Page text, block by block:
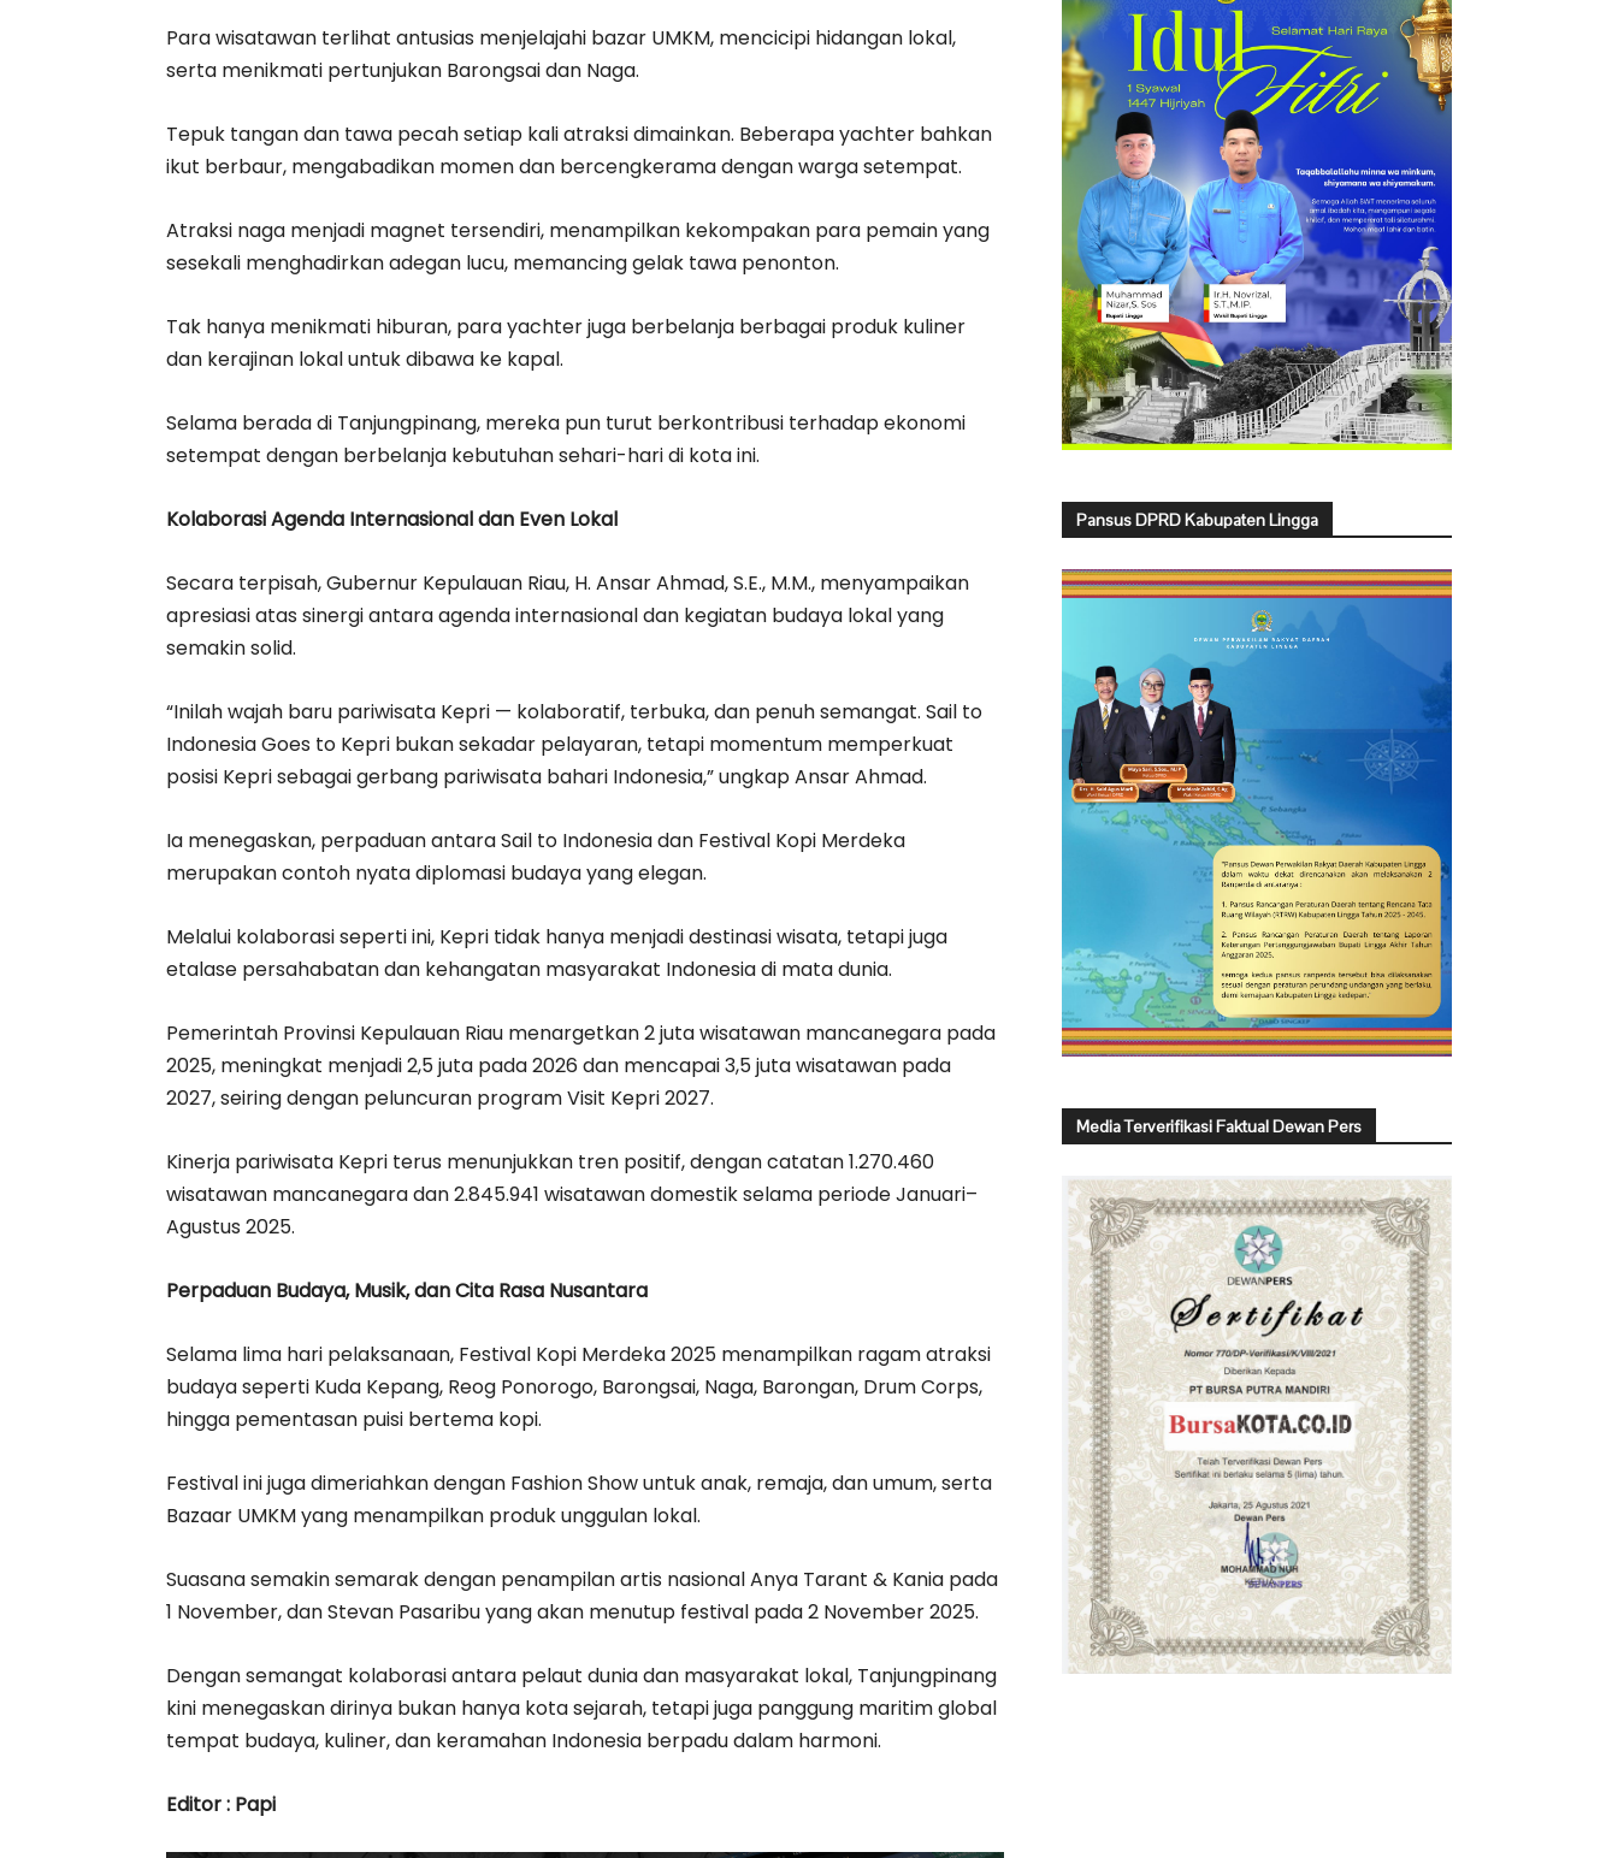
Para wisatawan terlihat antusias menjelajahi bazar UMKM, mencicipi hidangan lokal,
serta menikmati pertunjukan Barongsai dan Naga.
Tepuk tangan dan tawa pecah setiap kali atraksi dimainkan. Beberapa yachter bahkan
ikut berbaur, mengabadikan momen dan bercengkerama dengan warga setempat.
Atraksi naga menjadi magnet tersendiri, menampilkan kekompakan para pemain yang
sesekali menghadirkan adegan lucu, memancing gelak tawa penonton.
Tak hanya menikmati hiburan, para yachter juga berbelanja berbagai produk kuliner
dan kerajinan lokal untuk dibawa ke kapal.
Selama berada di Tanjungpinang, mereka pun turut berkontribusi terhadap ekonomi
setempat dengan berbelanja kebutuhan sehari-hari di kota ini.
Kolaborasi Agenda Internasional dan Even Lokal
Secara terpisah, Gubernur Kepulauan Riau, H. Ansar Ahmad, S.E., M.M., menyampaikan
apresiasi atas sinergi antara agenda internasional dan kegiatan budaya lokal yang
semakin solid.
“Inilah wajah baru pariwisata Kepri — kolaboratif, terbuka, dan penuh semangat. Sail to
Indonesia Goes to Kepri bukan sekadar pelayaran, tetapi momentum memperkuat
posisi Kepri sebagai gerbang pariwisata bahari Indonesia,” ungkap Ansar Ahmad.
Ia menegaskan, perpaduan antara Sail to Indonesia dan Festival Kopi Merdeka
merupakan contoh nyata diplomasi budaya yang elegan.
Melalui kolaborasi seperti ini, Kepri tidak hanya menjadi destinasi wisata, tetapi juga
etalase persahabatan dan kehangatan masyarakat Indonesia di mata dunia.
Pemerintah Provinsi Kepulauan Riau menargetkan 2 juta wisatawan mancanegara pada
2025, meningkat menjadi 2,5 juta pada 2026 dan mencapai 3,5 juta wisatawan pada
2027, seiring dengan peluncuran program Visit Kepri 2027.
Kinerja pariwisata Kepri terus menunjukkan tren positif, dengan catatan 1.270.460
wisatawan mancanegara dan 2.845.941 wisatawan domestik selama periode Januari–
Agustus 2025.
Perpaduan Budaya, Musik, dan Cita Rasa Nusantara
Selama lima hari pelaksanaan, Festival Kopi Merdeka 2025 menampilkan ragam atraksi
budaya seperti Kuda Kepang, Reog Ponorogo, Barongsai, Naga, Barongan, Drum Corps,
hingga pementasan puisi bertema kopi.
Festival ini juga dimeriahkan dengan Fashion Show untuk anak, remaja, dan umum, serta
Bazaar UMKM yang menampilkan produk unggulan lokal.
Suasana semakin semarak dengan penampilan artis nasional Anya Tarant & Kania pada
1 November, dan Stevan Pasaribu yang akan menutup festival pada 2 November 2025.
Dengan semangat kolaborasi antara pelaut dunia dan masyarakat lokal, Tanjungpinang
kini menegaskan dirinya bukan hanya kota sejarah, tetapi juga panggung maritim global
tempat budaya, kuliner, dan keramahan Indonesia berpadu dalam harmoni.
Editor : Papi
Pansus DPRD Kabupaten Lingga
Media Terverifikasi Faktual Dewan Pers